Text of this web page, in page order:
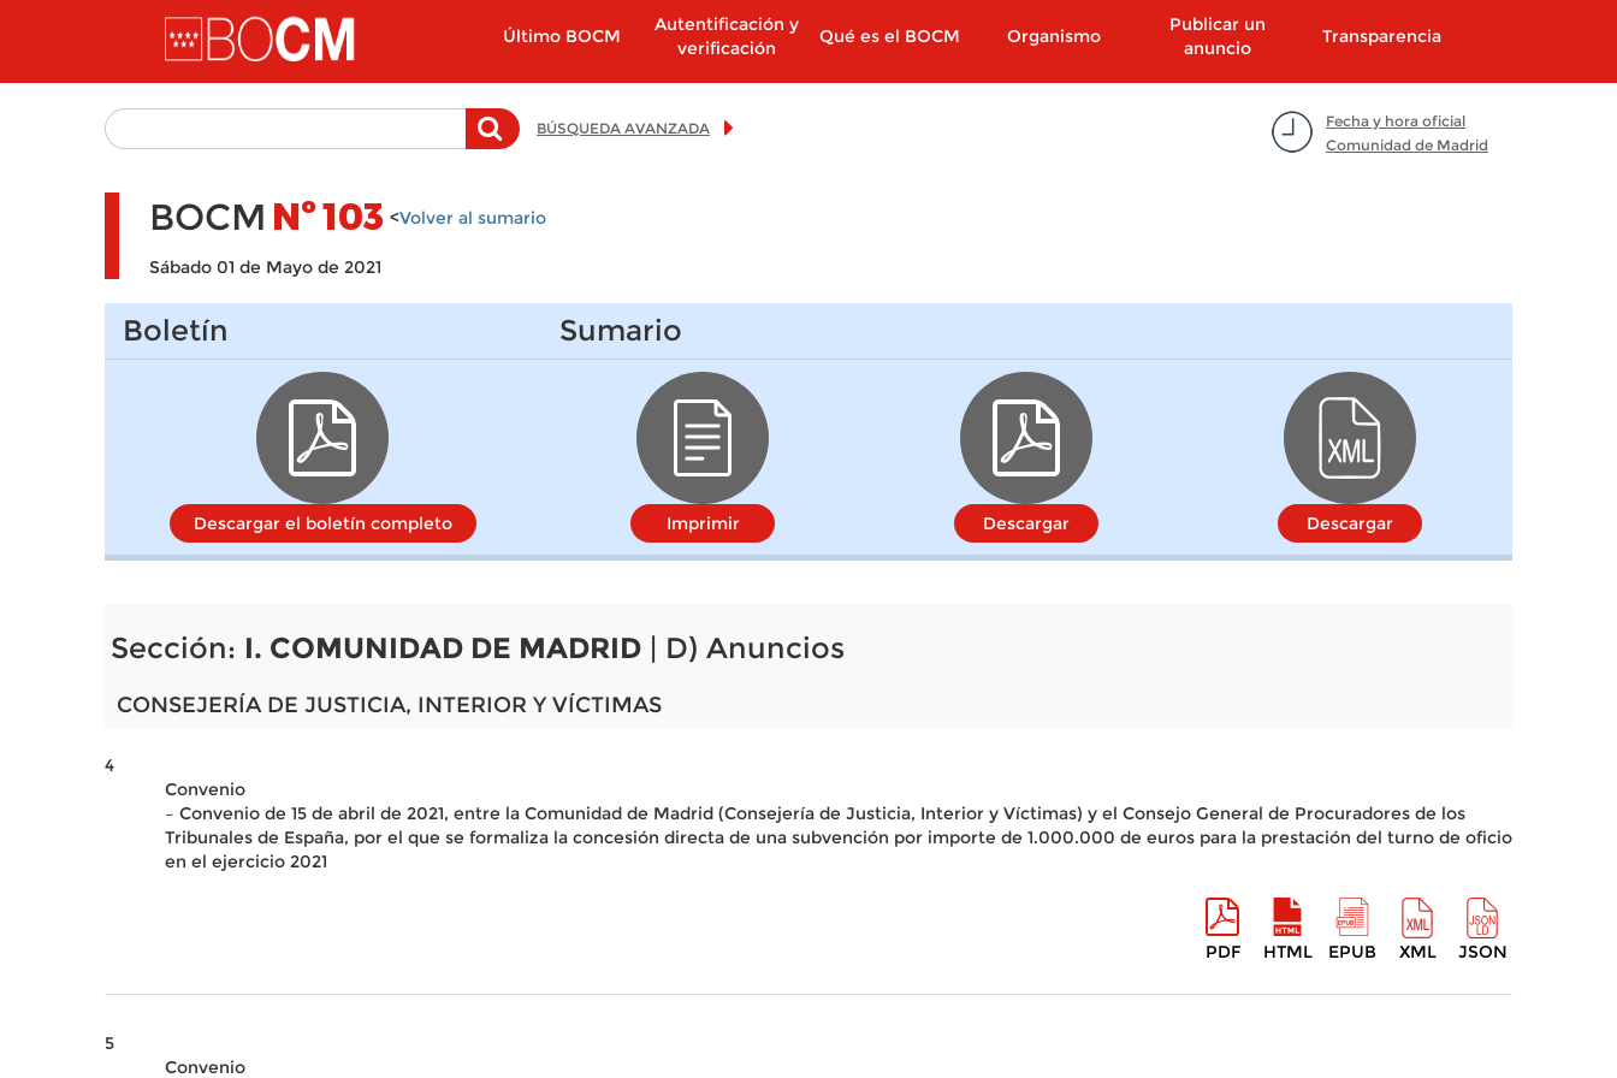
Pasar al contenido principal
Último BOCM
Autentificación y
verificación
Qué es el BOCM Organismo
Publicar un
anuncio
Transparencia
Fecha y hora oficial
Comunidad de Madrid
BÚSQUEDA AVANZADA
BOCM Nº103 <Volver al sumario
Sábado 01 de Mayo de 2021
Boletín
Descargar el boletín completo
Sumario
Imprimir Descargar Descargar
Sección: I. COMUNIDAD DE MADRID | D) Anuncios
CONSEJERÍA DE JUSTICIA, INTERIOR Y VÍCTIMAS
4
Convenio
– Convenio de 15 de abril de 2021, entre la Comunidad de Madrid (Consejería de Justicia, Interior y Víctimas) y el Consejo General de Procuradores de los
Tribunales de España, por el que se formaliza la concesión directa de una subvención por importe de 1.000.000 de euros para la prestación del turno de oficio
en el ejercicio 2021
PDF HTML EPUB XML JSON
5
Convenio